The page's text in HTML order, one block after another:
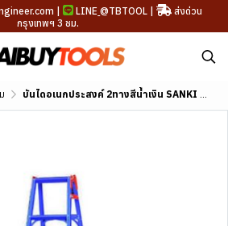
| LINE @TBTOOL |
ส่งด่วน
กรุงเทพฯ 3 ชม.
บันไดอเนกประสงค์ 2ทางสีน้ำเงิน SANKI รุ่น LD-TK (4-8 ขั้น)